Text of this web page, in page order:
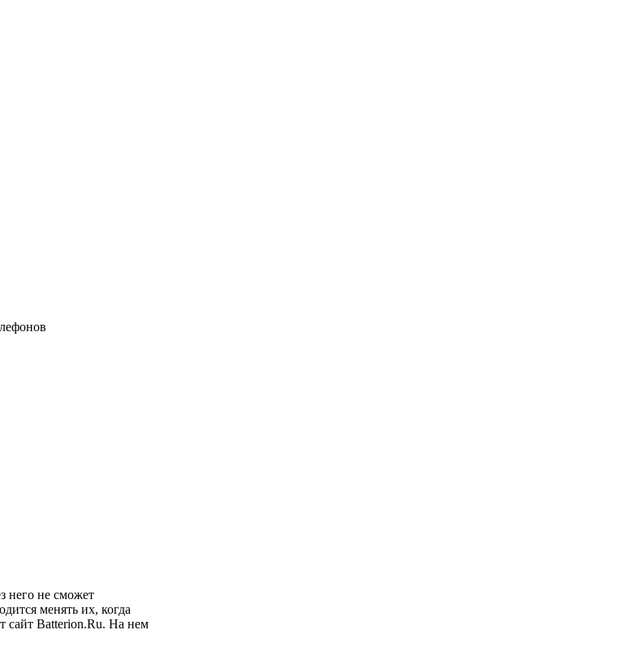
него не сможет
менять их, когда
сайт Batterion.Ru. На нем